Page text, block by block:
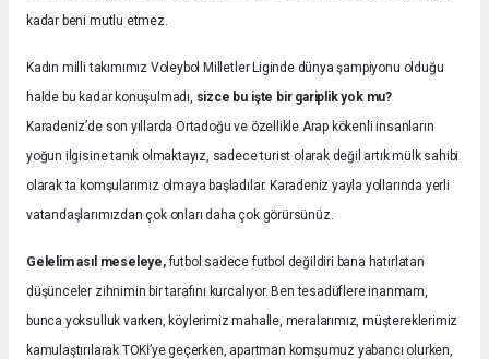
kadar beni mutlu etmez.
Kadın milli takımımız Voleybol Milletler Liginde dünya şampiyonu olduğu
halde bu kadar konuşulmadı, sizce bu işte bir gariplik yok mu?
Karadeniz’de son yıllarda Ortadoğu ve özellikle Arap kökenli insanların
yoğun ilgisine tanık olmaktayız, sadece turist olarak değil artık mülk sahibi
olarak ta komşularımız olmaya başladılar. Karadeniz yayla yollarında yerli
vatandaşlarımızdan çok onları daha çok görürsünüz.
Gelelim asıl meseleye,futbol sadece futbol değildiri bana hatırlatan
düşünceler zihnimin bir tarafını kurcalıyor. Ben tesadüflere inanmam,
bunca yoksulluk varken, köylerimiz mahalle, meralarımız, müştereklerimiz
kamulaştırılarak TOKİ’ye geçerken, apartman komşumuz yabancı olurken,